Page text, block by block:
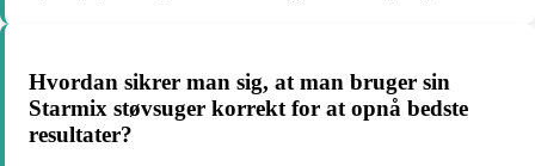
Hvordan sikrer man sig, at man bruger sin
Starmix støvsuger korrekt for at opnå bedste
resultater?